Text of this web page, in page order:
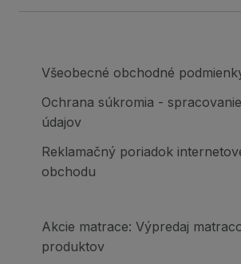
Všeobecné obchodné
Ochrana súkromia -
údajov
Reklamačný poriadok
obchodu
Akcie matrace: Výpredaj
produktov